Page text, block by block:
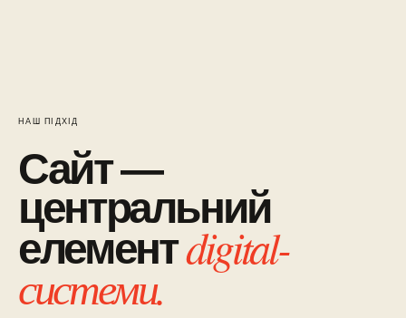
НАШ ПІДХІД
Сайт —
центральний
елементdigital-
системи.